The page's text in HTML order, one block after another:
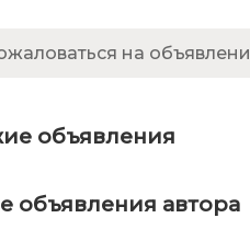
на
объявления
объявления автора